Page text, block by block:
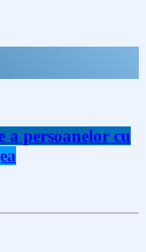
persoanelor cu